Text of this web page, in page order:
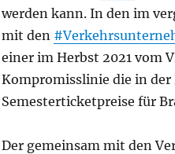
werden kann. In den im
mit den
einer im Herbst 2021 vom
Kompromisslinie die in
Semesterticketpreise für
Der gemeinsam mit den